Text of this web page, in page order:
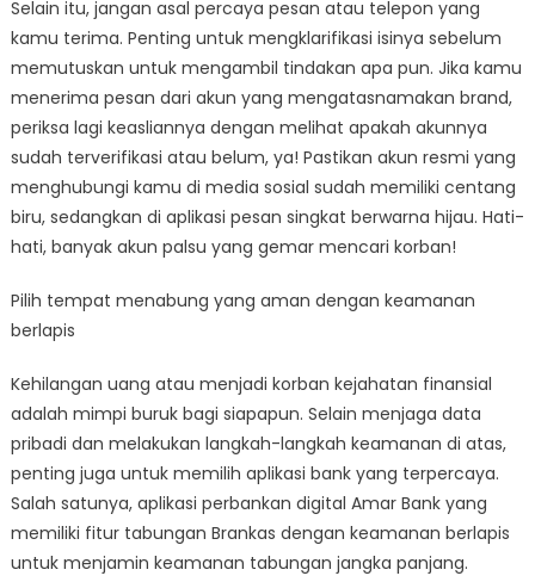
Selain itu, jangan asal percaya pesan atau telepon yang
kamu terima. Penting untuk mengklarifikasi isinya sebelum
memutuskan untuk mengambil tindakan apa pun. Jika kamu
menerima pesan dari akun yang mengatasnamakan brand,
periksa lagi keasliannya dengan melihat apakah akunnya
sudah terverifikasi atau belum, ya! Pastikan akun resmi yang
menghubungi kamu di media sosial sudah memiliki centang
biru, sedangkan di aplikasi pesan singkat berwarna hijau. Hati-
hati, banyak akun palsu yang gemar mencari korban!
Pilih tempat menabung yang aman dengan keamanan
berlapis
Kehilangan uang atau menjadi korban kejahatan finansial
adalah mimpi buruk bagi siapapun. Selain menjaga data
pribadi dan melakukan langkah-langkah keamanan di atas,
penting juga untuk memilih aplikasi bank yang terpercaya.
Salah satunya, aplikasi perbankan digital Amar Bank yang
memiliki fitur tabungan Brankas dengan keamanan berlapis
untuk menjamin keamanan tabungan jangka panjang.